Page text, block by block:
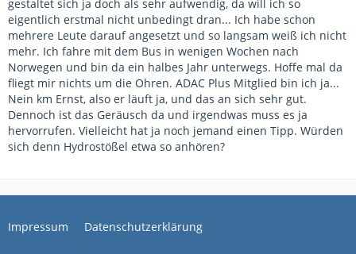
gestaltet sich ja doch als sehr aufwendig, da will ich so
eigentlich erstmal nicht unbedingt dran... Ich habe schon
mehrere Leute darauf angesetzt und so langsam weiß ich nicht
mehr. Ich fahre mit dem Bus in wenigen Wochen nach
Norwegen und bin da ein halbes Jahr unterwegs. Hoffe mal da
fliegt mir nichts um die Ohren. ADAC Plus Mitglied bin ich ja...
Nein km Ernst, also er läuft ja, und das an sich sehr gut.
Dennoch ist das Geräusch da und irgendwas muss es ja
hervorrufen. Vielleicht hat ja noch jemand einen Tipp. Würden
sich denn Hydrostößel etwa so anhören?
Impressum Datenschutzerklärung